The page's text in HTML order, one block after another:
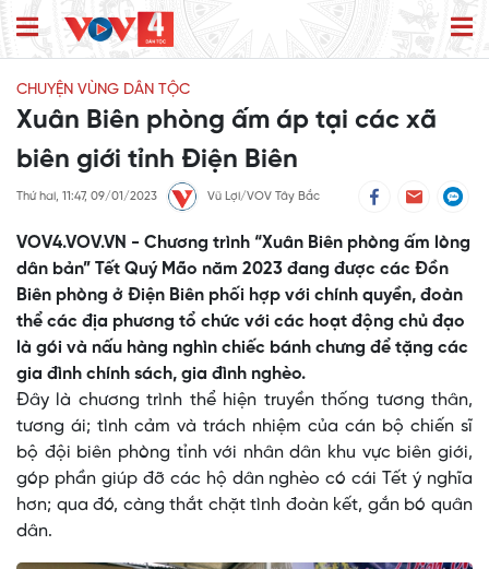
CHUYỆN VÙNG DÂN TỘC
Xuân Biên phòng ấm áp tại các xã
biên giới tỉnh Điện Biên
Thứ hai, 11:47, 09/01/2023 Vũ Lợi/VOV Tây Bắc
VOV4.VOV.VN - Chương trình “Xuân Biên phòng ấm lòng
dân bản” Tết Quý Mão năm 2023 đang được các Đồn
Biên phòng ở Điện Biên phối hợp với chính quyền, đoàn
thể các địa phương tổ chức với các hoạt động chủ đạo
là gói và nấu hàng nghìn chiếc bánh chưng để tặng các
gia đình chính sách, gia đình nghèo.
Đây là chương trình thể hiện truyền thống tương thân,
tương ái; tình cảm và trách nhiệm của cán bộ chiến sĩ
bộ đội biên phòng tỉnh với nhân dân khu vực biên giới,
góp phần giúp đỡ các hộ dân nghèo có cái Tết ý nghĩa
hơn; qua đó, càng thắt chặt tình đoàn kết, gắn bó quân
dân.